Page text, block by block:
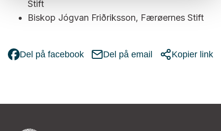
Stift
Biskop Jógvan Friðriksson, Færøernes Stift
Del på facebook Del på email Kopier link